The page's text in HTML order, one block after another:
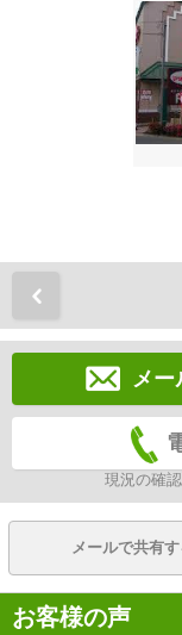
メー
現況の確
メールで共有す
お客様の声